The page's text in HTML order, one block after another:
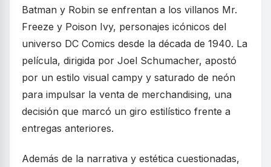
Batman y Robin se enfrentan a los villanos Mr.
Freeze y Poison Ivy, personajes icónicos del
universo DC Comics desde la década de 1940. La
película, dirigida por Joel Schumacher, apostó
por un estilo visual campy y saturado de neón
para impulsar la venta de merchandising, una
decisión que marcó un giro estilístico frente a
entregas anteriores.
Además de la narrativa y estética cuestionadas,